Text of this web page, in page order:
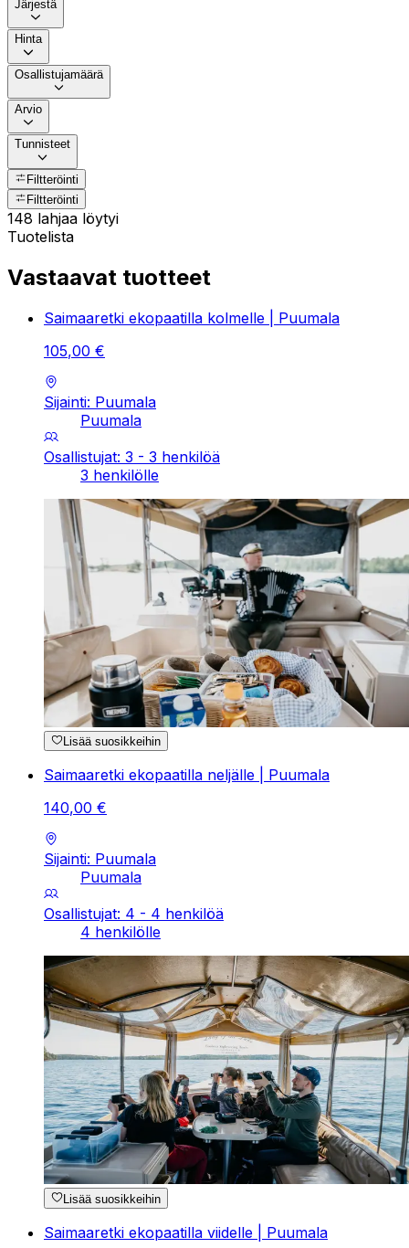
Järjestä
Hinta
Osallistujamäärä
Arvio
Tunnisteet
Filtteröinti
Filtteröinti
148 lahjaa löytyi
Tuotelista
Vastaavat tuotteet
Saimaaretki ekopaatilla kolmelle | Puumala
105,00 €
Sijainti: Puumala
Puumala
Osallistujat: 3 - 3 henkilöä
3 henkilölle
Lisää suosikkeihin
Saimaaretki ekopaatilla neljälle | Puumala
140,00 €
Sijainti: Puumala
Puumala
Osallistujat: 4 - 4 henkilöä
4 henkilölle
Lisää suosikkeihin
Saimaaretki ekopaatilla viidelle | Puumala